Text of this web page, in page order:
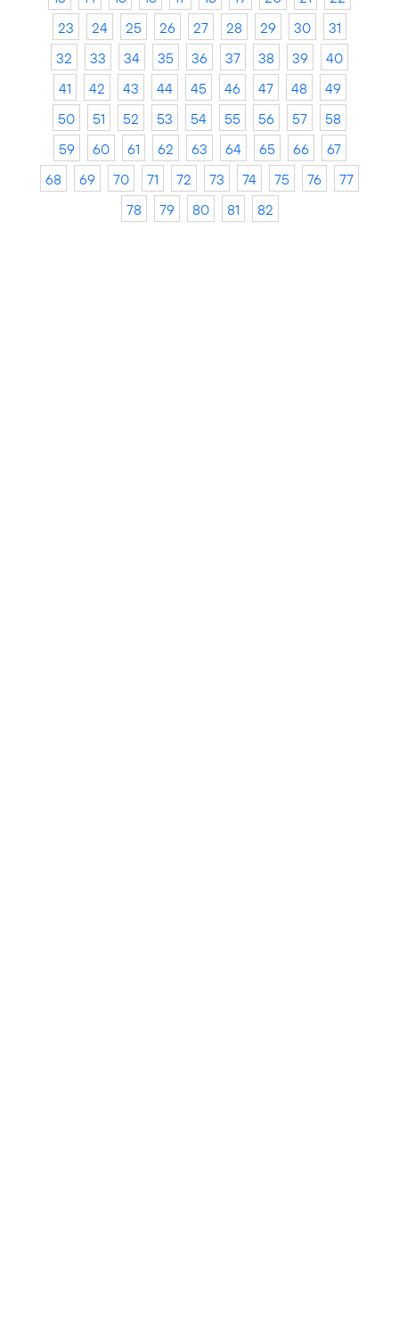
23
24 25 26 27 28 29 30
31
32
33 34 35 36 37 38 39
40
41
42 43 44 45 46 47 48
49
50
51 52 53 54 55 56 57
58
59
60 61 62 63 64 65 66
67
68
69 70 71 72 73 74 75 76
77
78
79 80 81 82